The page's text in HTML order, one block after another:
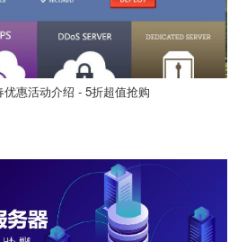
惠活动介绍 - 5折超值抢购